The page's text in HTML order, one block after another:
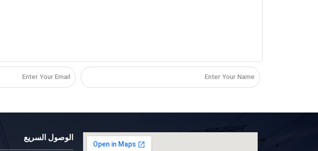
الوصول السريع